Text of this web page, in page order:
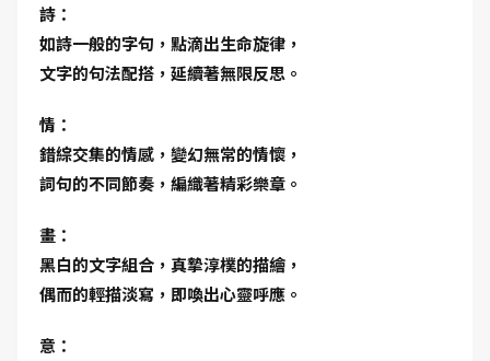
詩：
如詩一般的字句，點滴出生命旋律，
文字的句法配搭，延續著無限反思。
情：
錯綜交集的情感，變幻無常的情懷，
詞句的不同節奏，編織著精彩樂章。
畫：
黑白的文字組合，真摯淳樸的描繪，
偶而的輕描淡寫，即喚出心靈呼應。
意：